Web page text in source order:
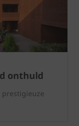
onthuld
prestigieuze